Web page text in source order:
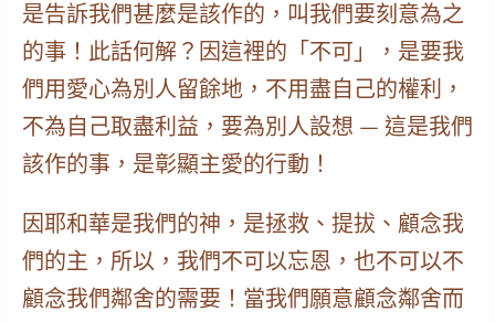
是告訴我們甚麼是該作的，叫我們要刻意為之
的事！此話何解？因這裡的「不可」，是要我
們用愛心為別人留餘地，不用盡自己的權利，
不為自己取盡利益，要為別人設想 — 這是我們
該作的事，是彰顯主愛的行動！
因耶和華是我們的神，是拯救、提拔、顧念我
們的主，所以，我們不可以忘恩，也不可以不
顧念我們鄰舍的需要！當我們願意顧念鄰舍而